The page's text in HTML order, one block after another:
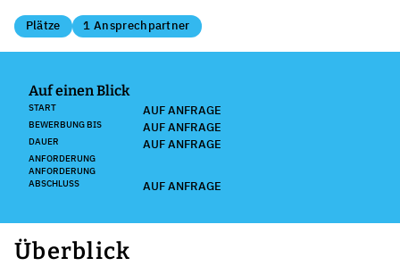
Plätze 1 Ansprechpartner
Auf einen Blick
START AUF ANFRAGE
BEWERBUNG BIS AUF ANFRAGE
DAUER AUF ANFRAGE
ANFORDERUNG
ANFORDERUNG
ABSCHLUSS
AUF ANFRAGE
Überblick